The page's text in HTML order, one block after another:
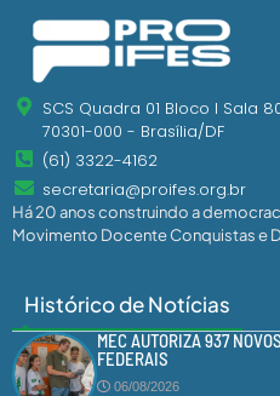
SCS Quadra 01 Bloco I Sala
70301-000 - Brasília/DF
(61) 3322-4162
secretaria@proifes.org.br
Há 20 anos construindo a
Movimento Docente Conquistas e
Histórico de Notícias
MEC AUTORIZA 937
FEDERAIS
06/08/2026